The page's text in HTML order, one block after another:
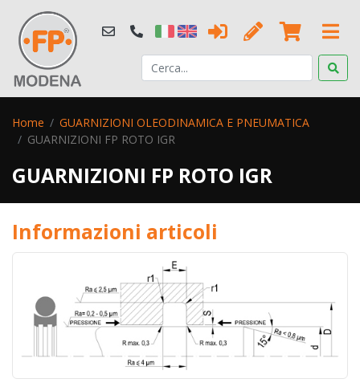
Home
GUARNIZIONI OLEODINAMICA E PNEUMATICA
GUARNIZIONI FP ROTO IGR
GUARNIZIONI FP ROTO IGR
Informazioni articoli